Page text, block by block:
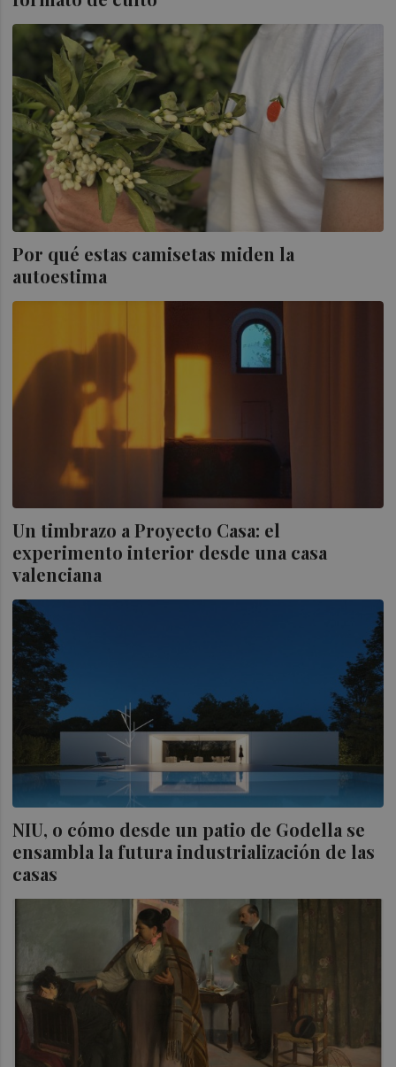
Por qué estas camisetas miden la
autoestima
Un timbrazo a Proyecto Casa: el
experimento interior desde una casa
valenciana
NIU, o cómo desde un patio de Godella se
ensambla la futura industrialización de las
casas